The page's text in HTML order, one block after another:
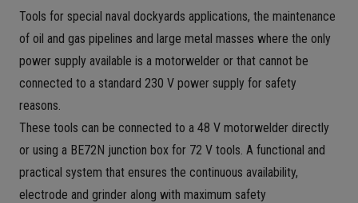
Tools for special naval dockyards applications, the maintenance
of oil and gas pipelines and large metal masses where the only
power supply available is a motorwelder or that cannot be
connected to a standard 230 V power supply for safety
reasons.
These tools can be connected to a 48 V motorwelder directly
or using a BE72N junction box for 72 V tools. A functional and
practical system that ensures the continuous availability,
electrode and grinder along with maximum safety